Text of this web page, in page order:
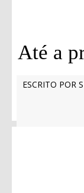
Até a
ESCRITO POR